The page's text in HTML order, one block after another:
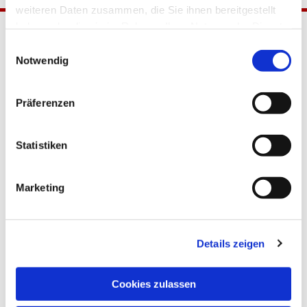
weiteren Daten zusammen, die Sie ihnen bereitgestellt
Notwendig
Präferenzen
Statistiken
Marketing
Details zeigen
Cookies zulassen
Pfarrei Hl. Johannes XXIII.
Glaube
Bistumswallfahrt